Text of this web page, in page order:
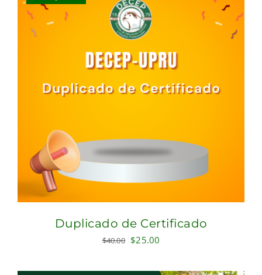
Duplicado de Certificado
$40.00 Original
was:
$25.00
is: